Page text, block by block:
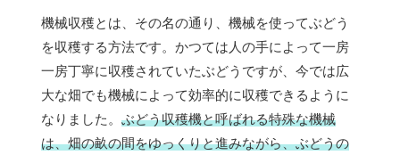
機械収穫とは、その名の通り、機械を使ってぶどう
を収穫する方法です。かつては人の手によって一房
一房丁寧に収穫されていたぶどうですが、今では広
大な畑でも機械によって効率的に収穫できるように
なりました。 ぶどう収穫機と呼ばれる特殊な機械
は、畑の畝の間をゆっくりと進みながら、ぶどうの